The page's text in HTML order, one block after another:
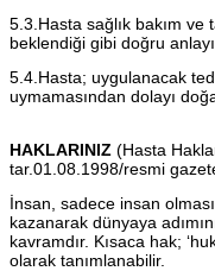
5.3.Hasta sağlık bakım ve
beklendiği gibi doğru
5.4.Hasta; uygulanacak
uymamasından dolayı
HAKLARINIZ (Hasta
tar.01.08.1998/resmi
İnsan, sadece insan
kazanarak dünyaya
kavramdır. Kısaca hak;
olarak tanımlanabilir.